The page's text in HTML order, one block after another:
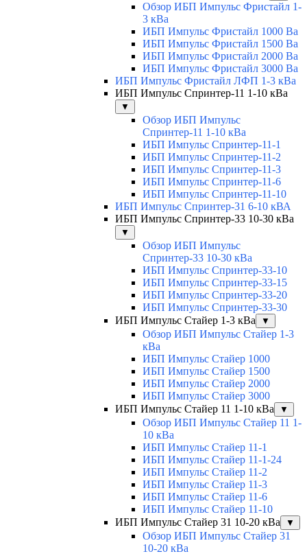
Обзор ИБП Импульс Фристайл 1-
3 кВа
ИБП Импульс Фристайл 1000 Ва
ИБП Импульс Фристайл 1500 Ва
ИБП Импульс Фристайл 2000 Ва
ИБП Импульс Фристайл 3000 Ва
ИБП Импульс Фристайл ЛФП 1-3 кВа
ИБП Импульс Спринтер-11 1-10 кВа
▼
Обзор ИБП Импульс
Спринтер-11 1-10 кВа
ИБП Импульс Спринтер-11-1
ИБП Импульс Спринтер-11-2
ИБП Импульс Спринтер-11-3
ИБП Импульс Спринтер-11-6
ИБП Импульс Спринтер-11-10
ИБП Импульс Спринтер-31 6-10 кВА
ИБП Импульс Спринтер-33 10-30 кВа
▼
Обзор ИБП Импульс
Спринтер-33 10-30 кВа
ИБП Импульс Спринтер-33-10
ИБП Импульс Спринтер-33-15
ИБП Импульс Спринтер-33-20
ИБП Импульс Спринтер-33-30
ИБП Импульс Стайер 1-3 кВа
▼
Обзор ИБП Импульс Стайер 1-3
кВа
ИБП Импульс Стайер 1000
ИБП Импульс Стайер 1500
ИБП Импульс Стайер 2000
ИБП Импульс Стайер 3000
ИБП Импульс Стайер 11 1-10 кВа
▼
Обзор ИБП Импульс Стайер 11 1-
10 кВа
ИБП Импульс Стайер 11-1
ИБП Импульс Стайер 11-1-24
ИБП Импульс Стайер 11-2
ИБП Импульс Стайер 11-3
ИБП Импульс Стайер 11-6
ИБП Импульс Стайер 11-10
ИБП Импульс Стайер 31 10-20 кВа
▼
Обзор ИБП Импульс Стайер 31
10-20 кВа